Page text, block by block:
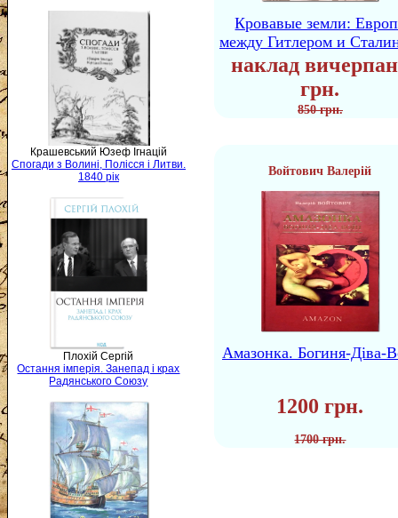
Крашевський Юзеф Ігнацій
Спогади з Волині, Полісся і Литви.
1840 рік
Плохій Сергій
Остання імперія. Занепад і крах
Радянського Союзу
Кровавые земли:
между Гитлером и
наклад
грн.
850 грн.
Войтович Валерій
Амазонка. Богиня-Діва-
1200 грн.
1700 грн.